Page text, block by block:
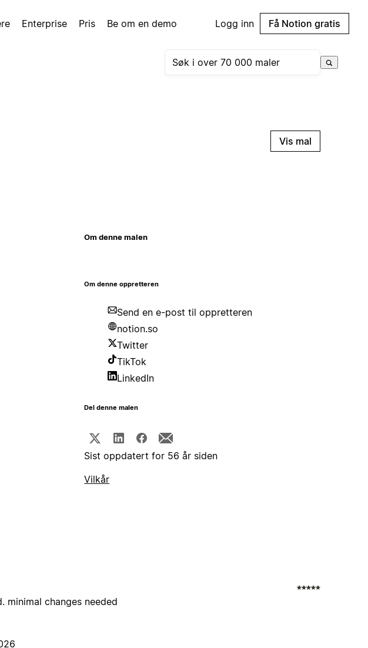
Enterprise Pris Be om en demo Logg inn Få Notion gratis
Vis mal
Om denne malen
Om denne oppretteren
Send en e-post til oppretteren
notion.so
Twitter
TikTok
LinkedIn
Del denne malen
Sist oppdatert for 56 år siden
Vilkår
minimal changes needed